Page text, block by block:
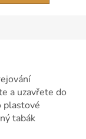
a uzavřete do
plastové
tabák